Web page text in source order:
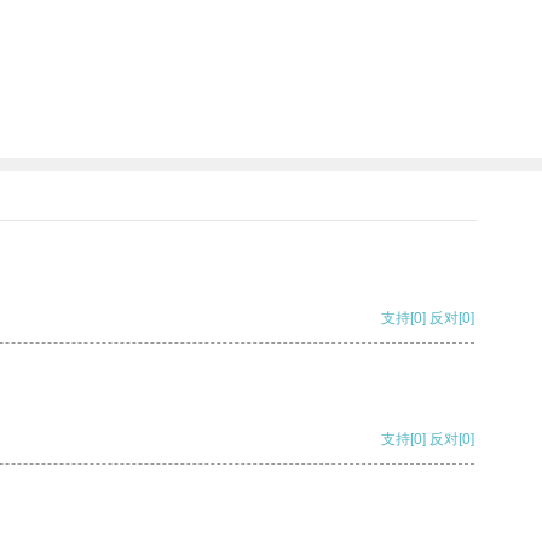
支持[0] 反对[0]
支持[0] 反对[0]